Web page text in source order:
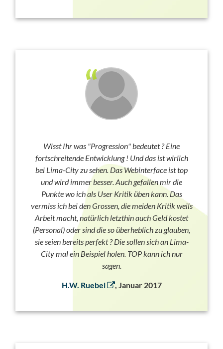
Wisst Ihr was "Progression" bedeutet ? Eine
fortschreitende Entwicklung ! Und das ist wirlich
bei Lima-City zu sehen. Das Webinterface ist top
und wird immer besser. Auch gefallen mir die
Punkte wo ich als User Kritik üben kann. Das
vermiss ich bei den Grossen, die meiden Kritik weils
Arbeit macht, natürlich letzthin auch Geld kostet
(Personal) oder sind die so überheblich zu glauben,
sie seien bereits perfekt ? Die sollen sich an Lima-
City mal ein Beispiel holen. TOP kann ich nur
sagen.
H.W. Ruebel , Januar 2017